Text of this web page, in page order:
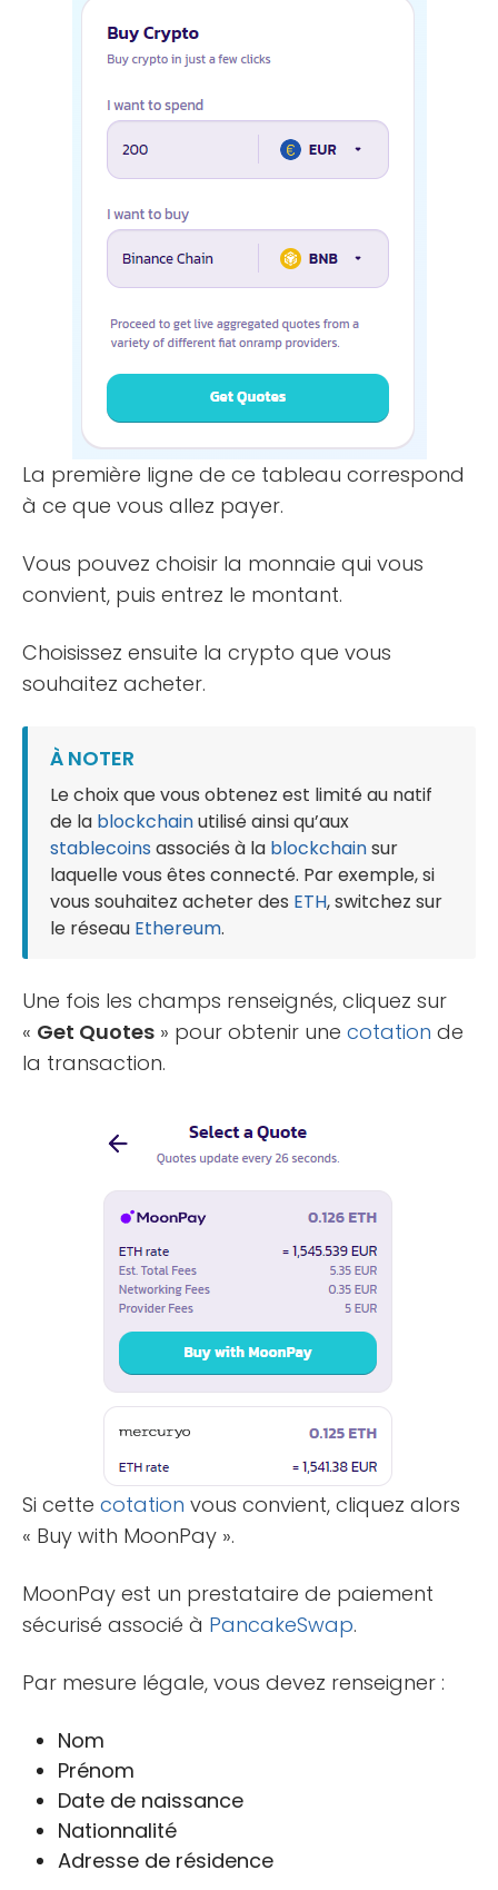
La première ligne de ce tableau correspond
à ce que vous allez payer.
Vous pouvez choisir la monnaie qui vous
convient, puis entrez le montant.
Choisissez ensuite la crypto que vous
souhaitez acheter.
À NOTER
Le choix que vous obtenez est limité au natif
de la blockchainutilisé ainsi qu’aux
stablecoins associés à la blockchainsur
laquelle vous êtes connecté. Par exemple, si
vous souhaitez acheter des ETH, switchez sur
le réseau Ethereum.
Une fois les champs renseignés, cliquez sur
« Get Quotes » pour obtenir une cotation de
la transaction.
Si cette cotation vous convient, cliquez alors
« Buy with MoonPay ».
MoonPay est un prestataire de paiement
sécurisé associé à PancakeSwap.
Par mesure légale, vous devez renseigner :
Nom
Prénom
Date de naissance
Nationnalité
Adresse de résidence